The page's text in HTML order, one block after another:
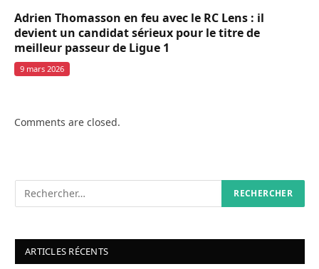
Adrien Thomasson en feu avec le RC Lens : il
devient un candidat sérieux pour le titre de
meilleur passeur de Ligue 1
9 mars 2026
Comments are closed.
ARTICLES RÉCENTS